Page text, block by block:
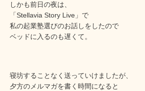
しかも前日の夜は、
「Stellavia Story Live」で
私の起業塾選びのお話しをしたので
ベッドに入るのも遅くて。
寝坊することなく送っていけましたが、
夕方のメルマガを書く時間になると